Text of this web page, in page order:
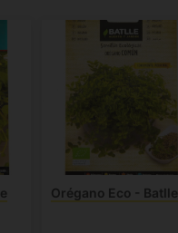
Orégano Eco - Batlle